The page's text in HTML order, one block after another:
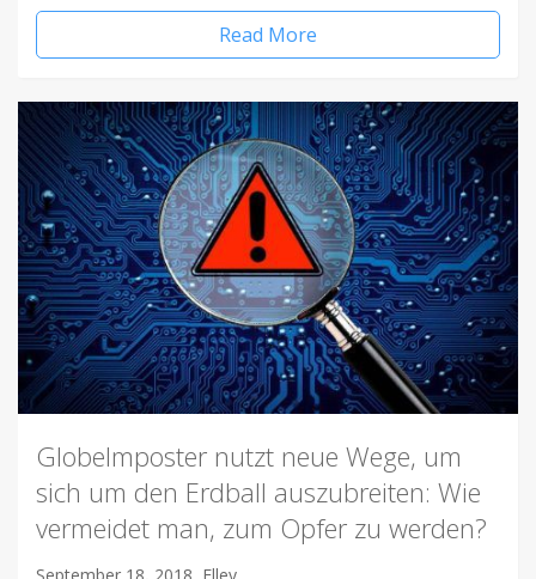
Read More
Globelmposter nutzt neue Wege, um
sich um den Erdball auszubreiten: Wie
vermeidet man, zum Opfer zu werden?
September 18, 2018 Elley